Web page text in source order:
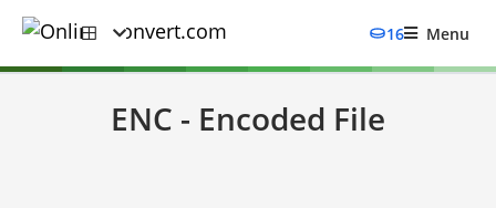
16 Menu
ENC - Encoded File